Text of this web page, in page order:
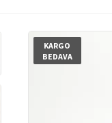
KARGO
BEDAVA